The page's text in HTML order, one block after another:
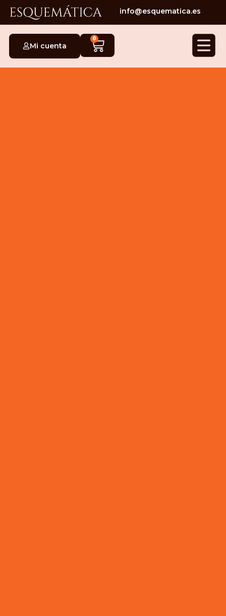
info@esquematica.es
Mi cuenta
0